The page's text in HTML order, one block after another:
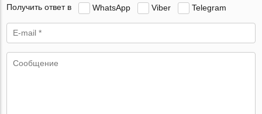
Получить ответ в WhatsApp Viber Telegram